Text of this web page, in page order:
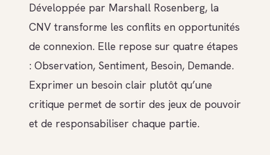
Développée par Marshall Rosenberg, la
CNV transforme les conflits en opportunités
de connexion. Elle repose sur quatre étapes
: Observation, Sentiment, Besoin, Demande.
Exprimer un besoin clair plutôt qu’une
critique permet de sortir des jeux de pouvoir
et de responsabiliser chaque partie.